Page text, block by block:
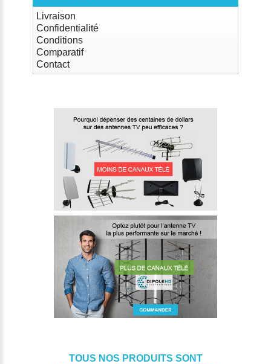
Livraison
Confidentialité
Conditions
Comparatif
Contact
TOUS NOS PRODUITS SONT